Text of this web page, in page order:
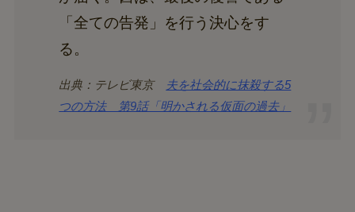
「全ての告発」を行う決心をす
る。
出典：テレビ東京 夫を社会的に抹殺する5
つの方法 第9話「明かされる仮面の過去」